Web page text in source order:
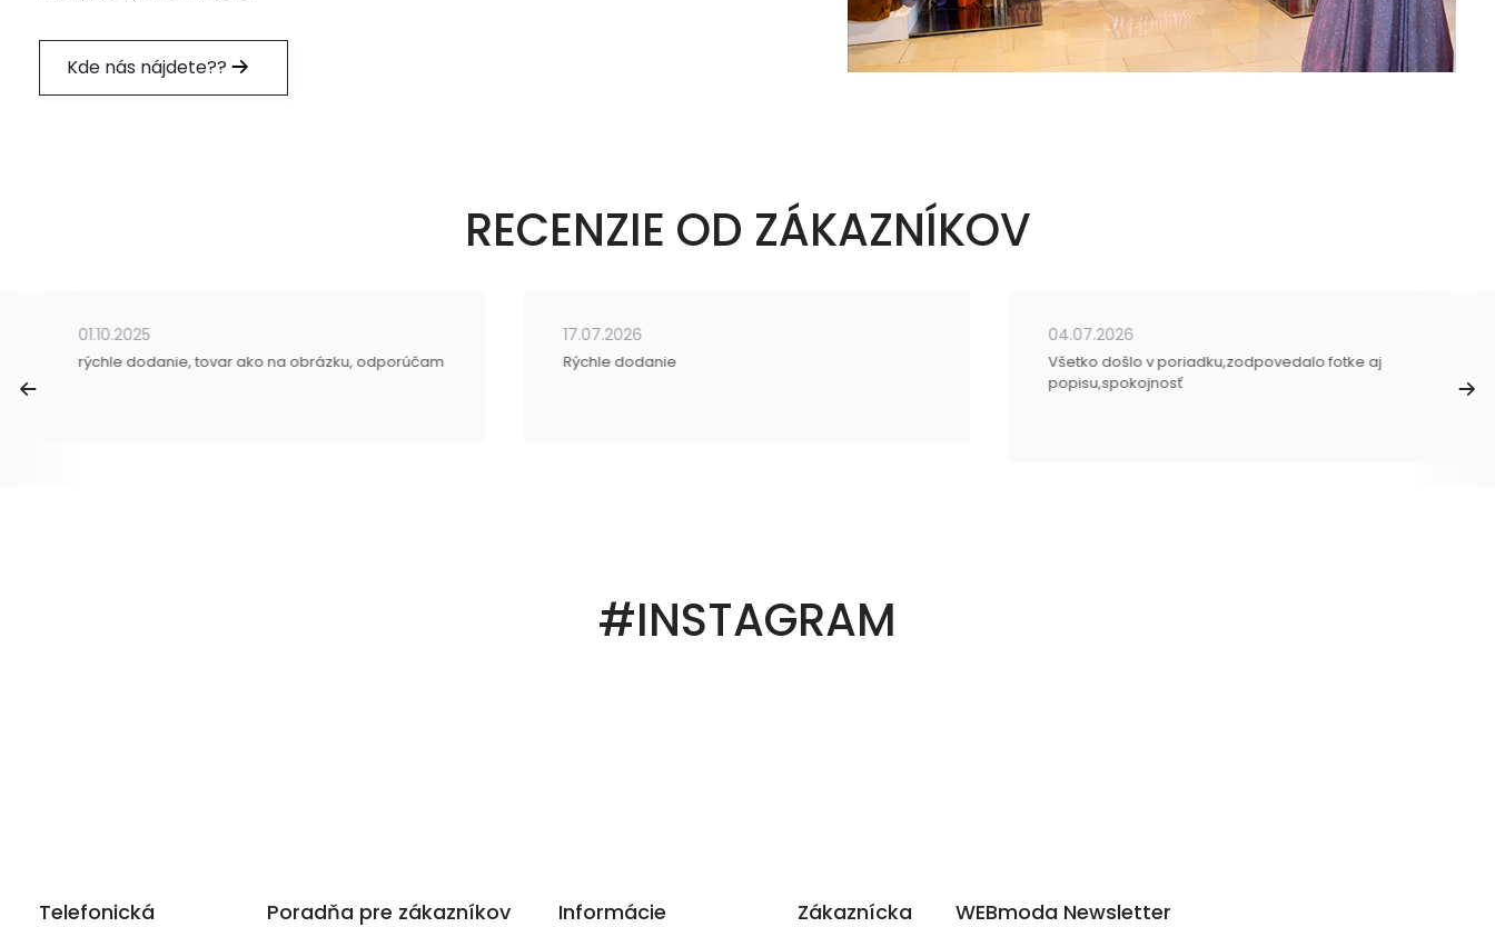
Kde nás nájdete??
RECENZIE OD ZÁKAZNÍKOV
01.10.2025
rýchle dodanie, tovar ako na obrázku, odporúčam
17.07.2026
Rýchle dodanie
04.07.2026
Všetko došlo v poriadku,zodpovedalo fotke aj
popisu,spokojnosť
#INSTAGRAM
Telefonická
Poradňa pre zákazníkov Informácie
Zákaznícka
WEBmoda Newsletter